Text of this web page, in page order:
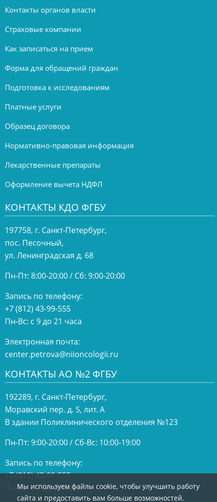
Мы используем файлы cookie, чтобы улучшить работу
сайта и предоставить вам больше возможностей.
Контакты органов власти
Страховые компании
Как записаться на прием
Форма для обращений граждан
Подготовка к исследованиям
Платные услуги
Образец договора
Нормативно-правовая информация
Лекарственные препараты
Оформление вычета НДФЛ
КОНТАКТЫ КДО ФГБУ
197758, г. Санкт-Петербург,
пос. Песочный,
ул. Ленинградская д. 68
Пн-Пт: 8:00-20:00 / Сб: 9:00-20:00
Запись по телефону:
+7 (812) 43-99-555
Пн-Вс: с 9 до 21 часа
Электронная почта:
center.petrova@niioncologii.ru
КОНТАКТЫ АО №2 ФГБУ
192289, г. Санкт-Петербург,
Моравский пер. д. 5, лит. А
В здании Поликлинического отделения №123
Пн-Пт: 9:00-20:00 / Сб-Вс: 10:00-19:00
Запись по телефону:
+7 (812) 43-99-555
Пн-Вс: с 9 до 21 часа